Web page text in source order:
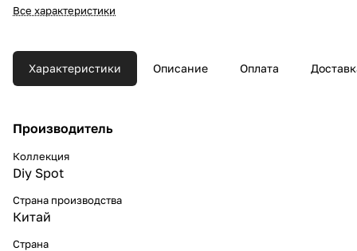
Все характеристики
Характеристики Описание Оплата
Производитель
Коллекция
Diy Spot
Страна производства
Китай
Страна